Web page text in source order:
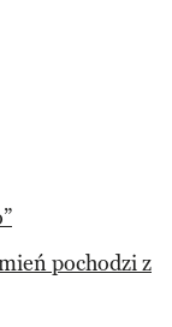
pochodzi z